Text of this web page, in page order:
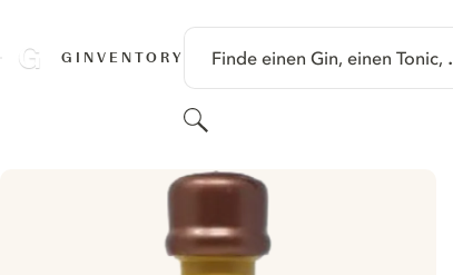
GINVENTORY Finde einen Gin, einen Tonic,
Suchen